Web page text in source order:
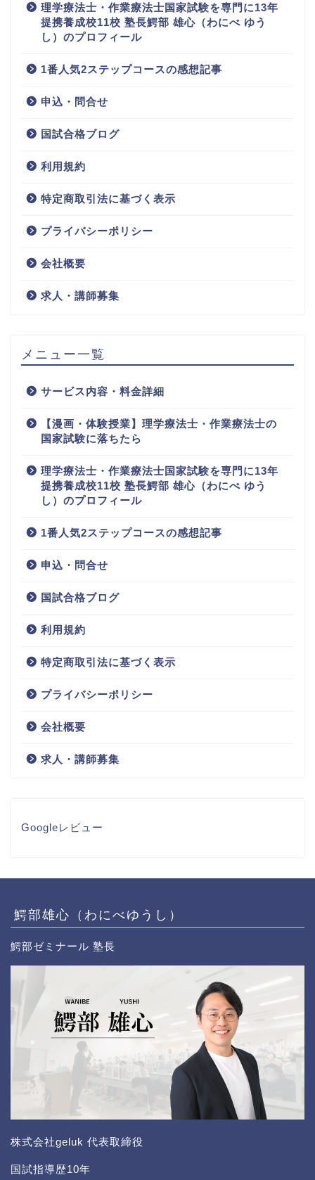
理学療法士・作業療法士国家試験を専門に13年
提携養成校11校 塾長鰐部 雄心（わにべ ゆう
し）のプロフィール
1番人気2ステップコースの感想記事
申込・問合せ
国試合格ブログ
利用規約
特定商取引法に基づく表示
プライバシーポリシー
会社概要
求人・講師募集
メニュー一覧
サービス内容・料金詳細
【漫画・体験授業】理学療法士・作業療法士の
国家試験に落ちたら
理学療法士・作業療法士国家試験を専門に13年
提携養成校11校 塾長鰐部 雄心（わにべ ゆう
し）のプロフィール
1番人気2ステップコースの感想記事
申込・問合せ
国試合格ブログ
利用規約
特定商取引法に基づく表示
プライバシーポリシー
会社概要
求人・講師募集
Googleレビュー
鰐部雄心（わにべゆうし）
鰐部ゼミナール 塾長
株式会社geluk 代表取締役
国試指導歴10年